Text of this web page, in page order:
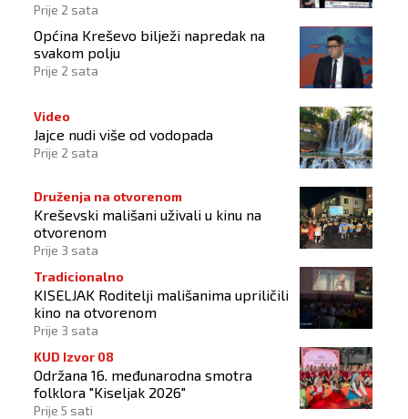
Prije 2 sata
Općina Kreševo bilježi napredak na
svakom polju
Prije 2 sata
Video
Jajce nudi više od vodopada
Prije 2 sata
Druženja na otvorenom
Kreševski mališani uživali u kinu na
otvorenom
Prije 3 sata
Tradicionalno
KISELJAK Roditelji mališanima upriličili
kino na otvorenom
Prije 3 sata
KUD Izvor 08
Održana 16. međunarodna smotra
folklora "Kiseljak 2026"
Prije 5 sati